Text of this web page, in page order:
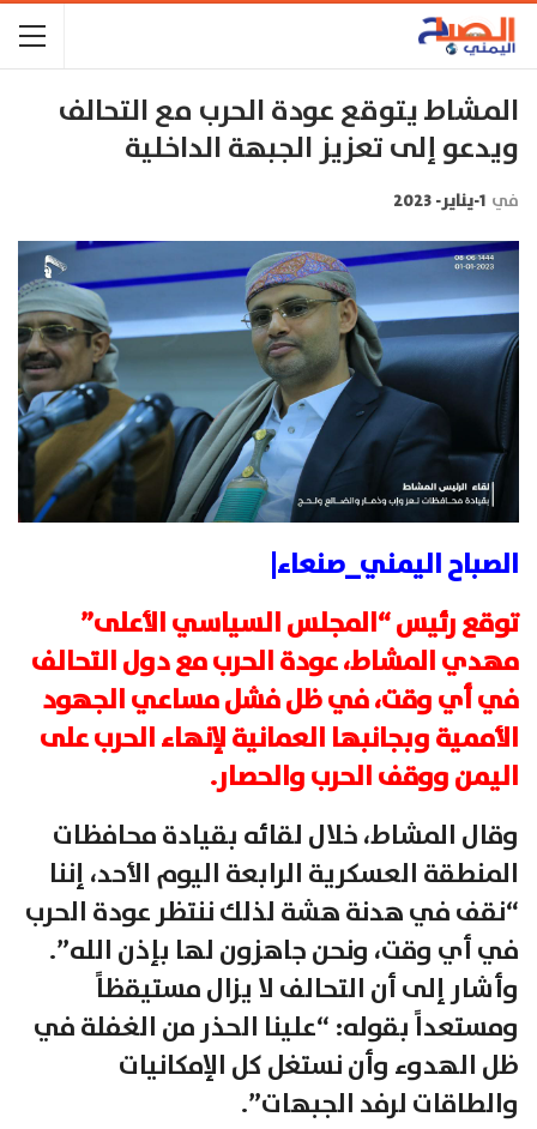
المشاط يتوقع عودة الحرب مع التحالف
ويدعو إلى تعزيز الجبهة الداخلية
في 1-يناير- 2023
الصباح اليمني_صنعاء|
توقع رئيس “المجلس السياسي الأعلى”
مهدي المشاط، عودة الحرب مع دول التحالف
في أي وقت، في ظل فشل مساعي الجهود
الأممية وبجانبها العمانية لإنهاء الحرب على
اليمن ووقف الحرب والحصار.
وقال المشاط، خلال لقائه بقيادة محافظات
المنطقة العسكرية الرابعة اليوم الأحد، إننا
“نقف في هدنة هشة لذلك ننتظر عودة الحرب
في أي وقت، ونحن جاهزون لها بإذن الله”.
وأشار إلى أن التحالف لا يزال مستيقظاً
ومستعداً بقوله: “علينا الحذر من الغفلة في
ظل الهدوء وأن نستغل كل الإمكانيات
والطاقات لرفد الجبهات”.